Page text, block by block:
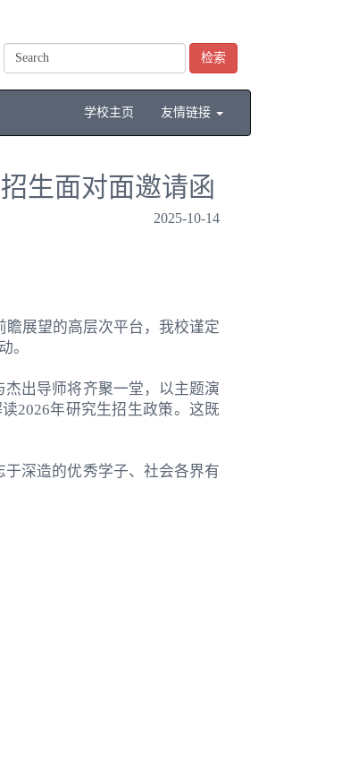
检索
学校主页 友情链接
生面对面邀请函
2025-10-14
展望的高层次平台，我校谨定
。
出导师将齐聚一堂，以主题演
2026年研究生招生政策。这既
深造的优秀学子、社会各界有